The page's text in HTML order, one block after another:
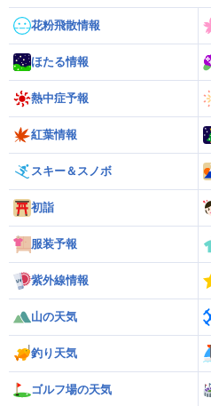
花粉飛散情報
ほたる情報
熱中症予報
紅葉情報
スキー＆スノボ
初詣
服装予報
紫外線情報
山の天気
釣り天気
ゴルフ場の天気